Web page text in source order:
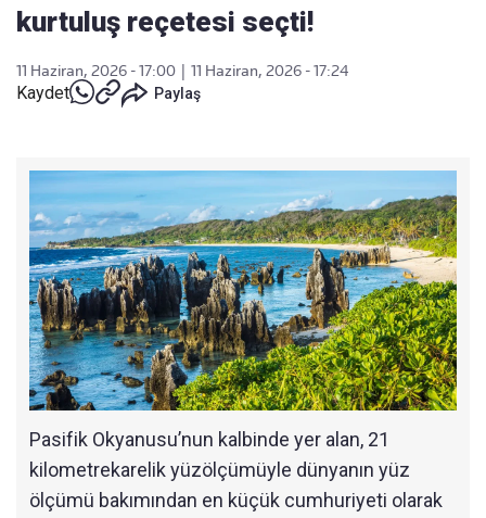
kurtuluş reçetesi seçti!
11 Haziran, 2026 - 17:00 11 Haziran, 2026 - 17:24
Kaydet Paylaş
Pasifik Okyanusu’nun kalbinde yer alan, 21
kilometrekarelik yüzölçümüyle dünyanın yüz
ölçümü bakımından en küçük cumhuriyeti olarak